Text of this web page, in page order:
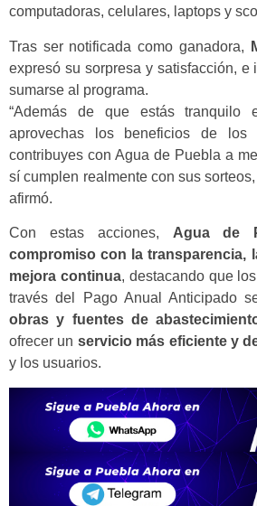
computadoras, celulares, laptops y
Tras ser notificada como ganadora,
expresó su sorpresa y satisfacción, e
sumarse al programa.
“Además de que estás tranquilo
aprovechas los beneficios de
contribuyes con Agua de Puebla a
sí cumplen realmente con sus
afirmó.
Con estas acciones, Agua de
compromiso con la transparencia,
mejora continua, destacando que
través del Pago Anual Anticipado
obras y fuentes de
ofrecer un servicio más eficiente y
y los usuarios.